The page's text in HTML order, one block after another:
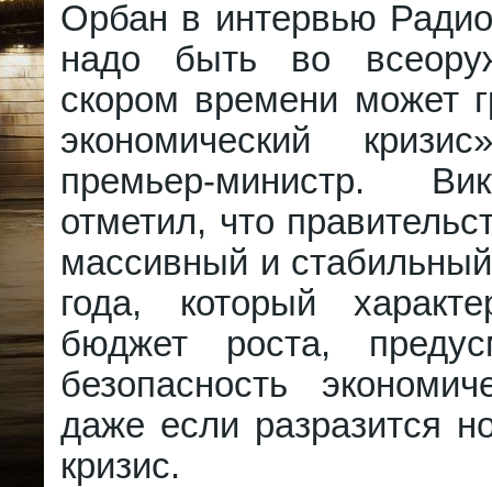
Орбан в интервью
надо быть во
скором времени может
экономический
премьер-министр.
отметил, что
массивный и
года, который
бюджет роста,
безопасность
даже если разразится
кризис.